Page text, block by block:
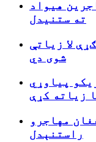
هیواد
ته ستنیدل
لا زیاتې
شوی دي
پیاوړي
زیاته کړې
مهاجرو
راستنېدل